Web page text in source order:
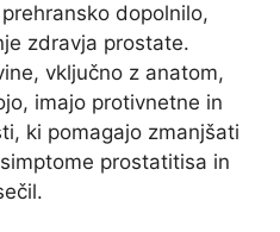
dopolnilo,
zdravja prostate.
vključno z anatom,
imajo protivnetne in
ki pomagajo zmanjšati
prostatitisa in